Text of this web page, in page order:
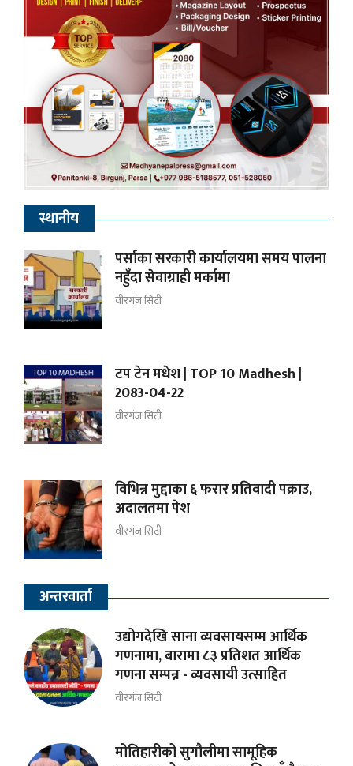
स्थानीय
पर्साका सरकारी कार्यालयमा समय पालना
नहुँदा सेवाग्राही मर्कामा
वीरगंज सिटी
टप टेन मधेश | TOP 10 Madhesh |
2083-04-22
वीरगंज सिटी
विभिन्न मुद्दाका ६ फरार प्रतिवादी पक्राउ,
अदालतमा पेश
वीरगंज सिटी
अन्तरवार्ता
उद्योगदेखि साना व्यवसायसम्म आर्थिक
गणनामा, बारामा ८३ प्रतिशत आर्थिक
गणना सम्पन्न - व्यवसायी उत्साहित
वीरगंज सिटी
मोतिहारीको सुगौलीमा सामूहिक